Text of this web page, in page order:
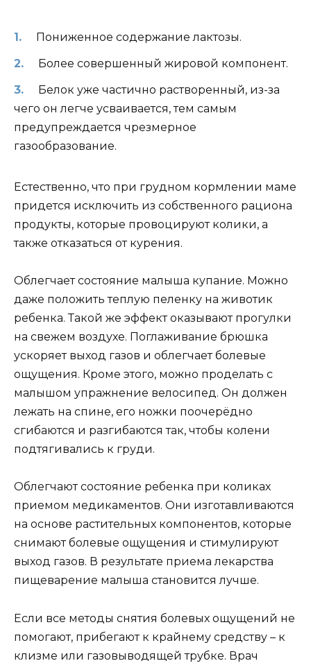
Пониженное содержание лактозы.
Более совершенный жировой компонент.
Белок уже частично растворенный, из-за
чего он легче усваивается, тем самым
предупреждается чрезмерное
газообразование.
Естественно, что при грудном кормлении маме
придется исключить из собственного рациона
продукты, которые провоцируют колики, а
также отказаться от курения.
Облегчает состояние малыша купание. Можно
даже положить теплую пеленку на животик
ребенка. Такой же эффект оказывают прогулки
на свежем воздухе. Поглаживание брюшка
ускоряет выход газов и облегчает болевые
ощущения. Кроме этого, можно проделать с
малышом упражнение велосипед. Он должен
лежать на спине, его ножки поочерёдно
сгибаются и разгибаются так, чтобы колени
подтягивались к груди.
Облегчают состояние ребенка при коликах
приемом медикаментов. Они изготавливаются
на основе растительных компонентов, которые
снимают болевые ощущения и стимулируют
выход газов. В результате приема лекарства
пищеварение малыша становится лучше.
Если все методы снятия болевых ощущений не
помогают, прибегают к крайнему средству – к
клизме или газовыводящей трубке. Врач